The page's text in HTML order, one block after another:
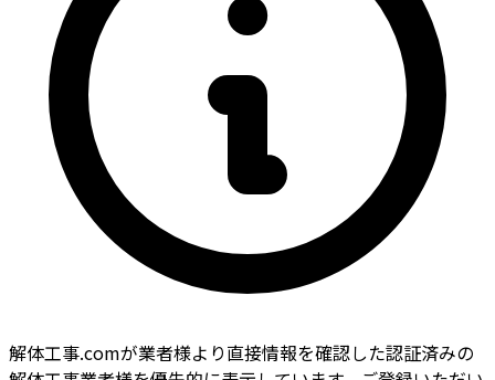
解体工事.comが業者様より直接情報を確認した認証済みの